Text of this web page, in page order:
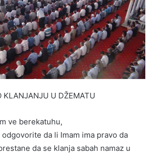
KLANJANJU U DŽEMATU
ve berekatuhu,
odgovorite da li Imam ima pravo da
da se klanja sabah namaz u